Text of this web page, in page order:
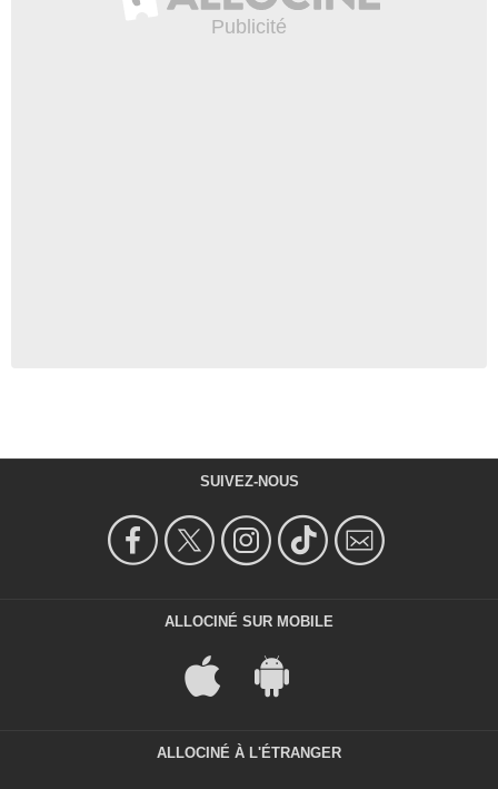
SUIVEZ-NOUS
ALLOCINÉ SUR MOBILE
ALLOCINÉ À L'ÉTRANGER